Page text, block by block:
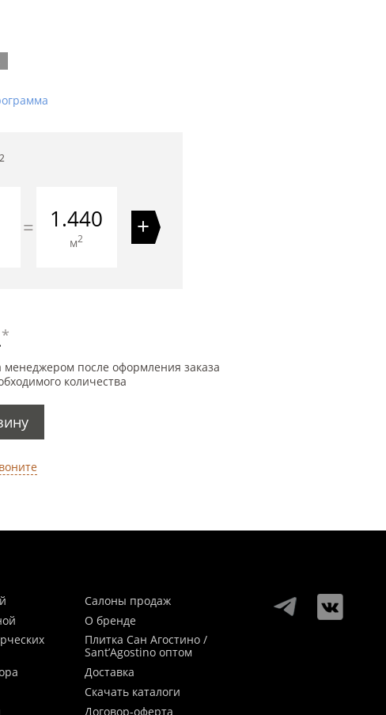
2
= 1.440
м2 +
*
менеджером после оформления заказа
количества
Салоны продаж
О бренде
Плитка Сан Агостино /
Sant’Agostino оптом
Доставка
Скачать каталоги
Договор-оферта